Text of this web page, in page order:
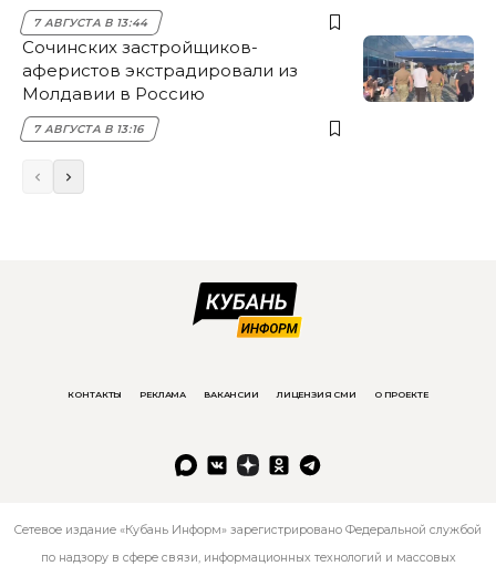
7 АВГУСТА В 13:44
Сочинских застройщиков-
аферистов экстрадировали из
Молдавии в Россию
7 АВГУСТА В 13:16
КОНТАКТЫ РЕКЛАМА ВАКАНСИИ ЛИЦЕНЗИЯ СМИ О ПРОЕКТЕ
Сетевое издание «Кубань Информ» зарегистрировано Федеральной службой
по надзору в сфере связи, информационных технологий и массовых